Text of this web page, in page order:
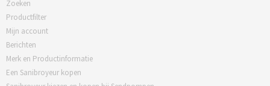
Zoeken
Productfilter
Mijn account
Berichten
Merk en Productinformatie
Een Sanibroyeur kopen